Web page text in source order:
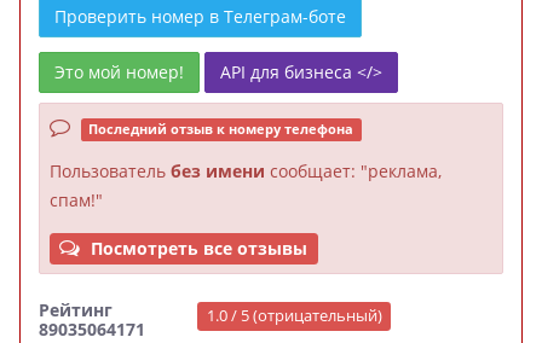
Проверить номер в Телеграм-боте
Это мой номер! API для бизнеса </>
Последний отзыв к номеру телефона
Пользователь без имени сообщает: "реклама,
спам!"
Посмотреть все отзывы
Рейтинг
89035064171
1.0 / 5 (отрицательный)